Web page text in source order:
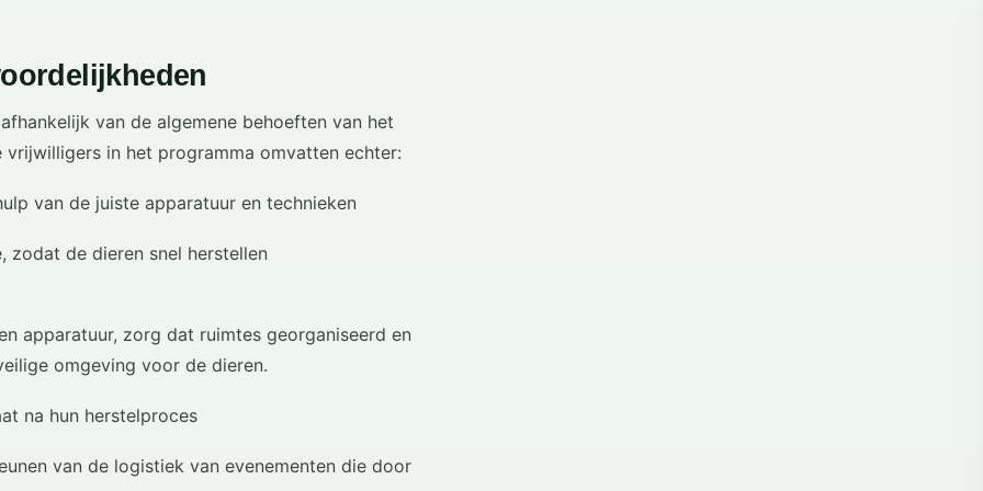
van de algemene behoeften van het
in het programma omvatten echter:
van de juiste apparatuur en technieken
zodat de dieren snel herstellen
apparatuur, zorg dat ruimtes georganiseerd en
omgeving voor de dieren.
na hun herstelproces
van de logistiek van evenementen die door